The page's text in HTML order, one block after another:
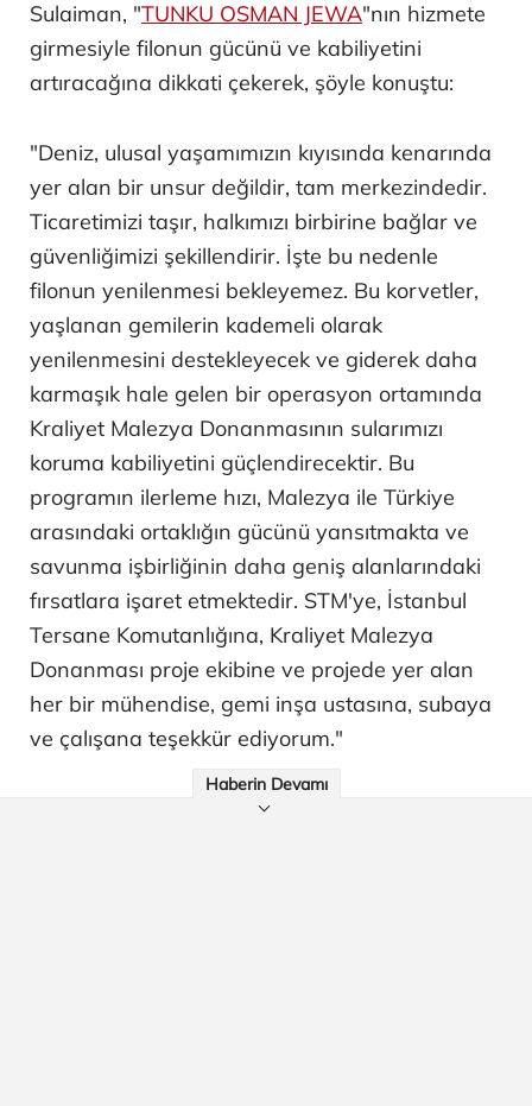
Sulaiman, "TUNKU OSMAN JEWA"nın hizmete
girmesiyle filonun gücünü ve kabiliyetini
artıracağına dikkati çekerek, şöyle konuştu:
"Deniz, ulusal yaşamımızın kıyısında kenarında
yer alan bir unsur değildir, tam merkezindedir.
Ticaretimizi taşır, halkımızı birbirine bağlar ve
güvenliğimizi şekillendirir. İşte bu nedenle
filonun yenilenmesi bekleyemez. Bu korvetler,
yaşlanan gemilerin kademeli olarak
yenilenmesini destekleyecek ve giderek daha
karmaşık hale gelen bir operasyon ortamında
Kraliyet Malezya Donanmasının sularımızı
koruma kabiliyetini güçlendirecektir. Bu
programın ilerleme hızı, Malezya ile Türkiye
arasındaki ortaklığın gücünü yansıtmakta ve
savunma işbirliğinin daha geniş alanlarındaki
fırsatlara işaret etmektedir. STM'ye, İstanbul
Tersane Komutanlığına, Kraliyet Malezya
Donanması proje ekibine ve projede yer alan
her bir mühendise, gemi inşa ustasına, subaya
ve çalışana teşekkür ediyorum."
Haberin Devamı